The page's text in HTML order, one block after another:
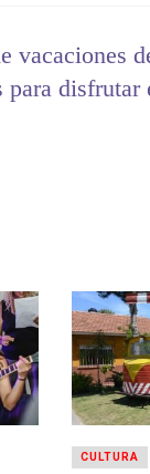
vacaciones
para disfrutar
CULTURA